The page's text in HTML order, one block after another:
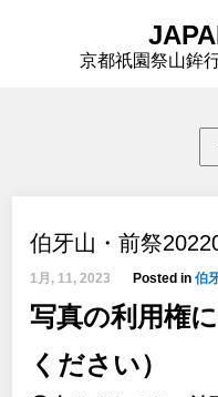
京都祇園祭山鉾
伯牙山・前祭
1月, 11, 2023 Posted in伯
写真の利用権
ください）